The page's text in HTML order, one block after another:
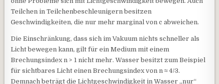
Teilchen in Teilchenbeschleunigern besitzen
Geschwindigkeiten, die nur mehr marginal von c abweichen.
Die Einschränkung, dass sich im Vakuum nichts schneller als
Licht bewegen kann, gilt für ein Medium mit einem
Brechungsindex n > 1 nicht mehr. Wasser besitzt zum Beispiel
für sichtbares Licht einen Brechungsindex von n ≈ 4/3.
Demnach beträgt die Lichtgeschwindigkeit in Wasser „nur“